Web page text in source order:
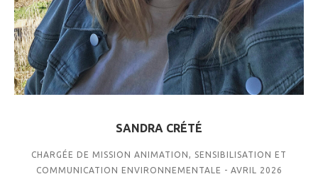
SANDRA CRÉTÉ
CHARGÉE DE MISSION ANIMATION, SENSIBILISATION ET
COMMUNICATION ENVIRONNEMENTALE - AVRIL 2026